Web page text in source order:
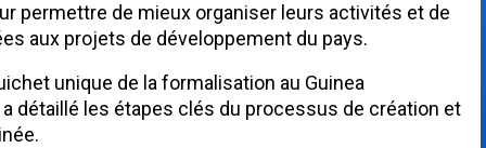
permettre de mieux organiser leurs activités et de
aux projets de développement du pays.
unique de la formalisation au Guinea
a détaillé les étapes clés du processus de création et